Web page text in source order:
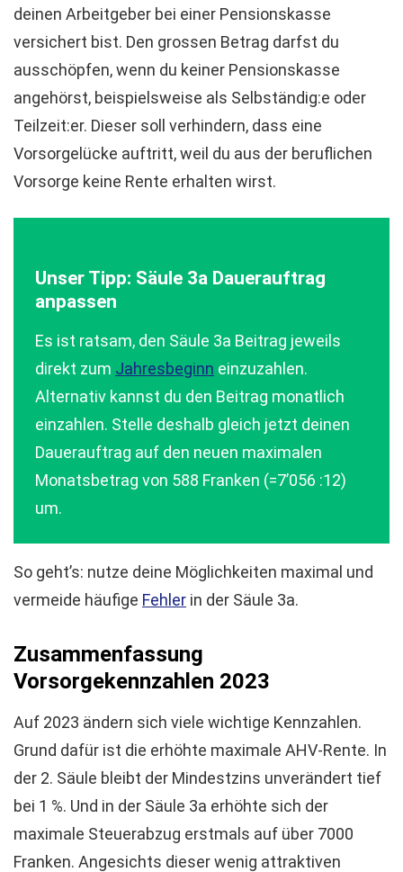
deinen Arbeitgeber bei einer Pensionskasse
versichert bist. Den grossen Betrag darfst du
ausschöpfen, wenn du keiner Pensionskasse
angehörst, beispielsweise als Selbständig:e oder
Teilzeit:er. Dieser soll verhindern, dass eine
Vorsorgelücke auftritt, weil du aus der beruflichen
Vorsorge keine Rente erhalten wirst.
Unser Tipp: Säule 3a Dauerauftrag
anpassen
Es ist ratsam, den Säule 3a Beitrag jeweils
direkt zum Jahresbeginn einzuzahlen.
Alternativ kannst du den Beitrag monatlich
einzahlen. Stelle deshalb gleich jetzt deinen
Dauerauftrag auf den neuen maximalen
Monatsbetrag von 588 Franken (=7’056 :12)
um.
So geht’s: nutze deine Möglichkeiten maximal und
vermeide häufige Fehler in der Säule 3a.
Zusammenfassung
Vorsorgekennzahlen 2023
Auf 2023 ändern sich viele wichtige Kennzahlen.
Grund dafür ist die erhöhte maximale AHV-Rente. In
der 2. Säule bleibt der Mindestzins unverändert tief
bei 1 %. Und in der Säule 3a erhöhte sich der
maximale Steuerabzug erstmals auf über 7000
Franken. Angesichts dieser wenig attraktiven